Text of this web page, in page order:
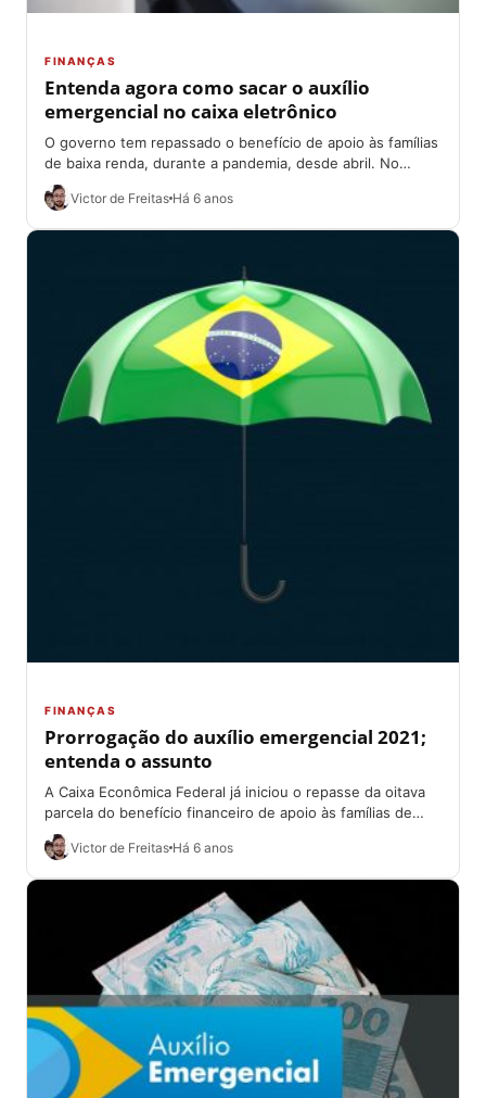
FINANÇAS
Entenda agora como sacar o auxílio
emergencial no caixa eletrônico
O governo tem repassado o benefício de apoio às famílias
de baixa renda, durante a pandemia, desde abril. No
entanto, o saque...
Victor de Freitas Há 6 anos
FINANÇAS
Prorrogação do auxílio emergencial 2021;
entenda o assunto
A Caixa Econômica Federal já iniciou o repasse da oitava
parcela do benefício financeiro de apoio às famílias de
baixa renda, durante...
Victor de Freitas Há 6 anos